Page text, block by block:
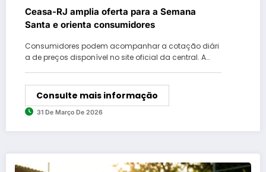
Ceasa-RJ amplia oferta para a Semana
Santa e orienta consumidores
Consumidores podem acompanhar a cotação diári
a de preços disponível no site oficial da central. A…
Consulte mais informação
31 De Março De 2026